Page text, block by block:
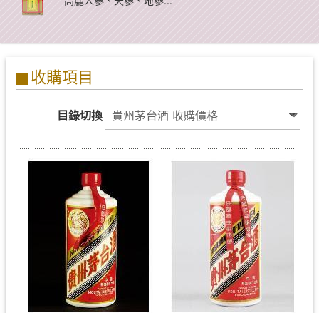
收購項目
目錄切換